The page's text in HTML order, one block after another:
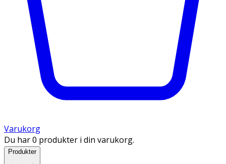
Varukorg
Du har 0 produkter i din varukorg.
Produkter